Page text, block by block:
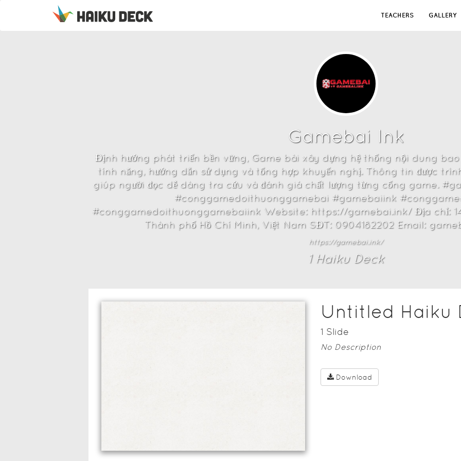
TEACHERS GALLERY
Gamebai Ink
Định hướng phát triển bền vững, Game bài xây dựng hệ thống nội dung
tính năng, hướng dẫn sử dụng và tổng hợp khuyến nghị. Thông tin được
giúp người đọc dễ dàng tra cứu và đánh giá chất lượng từng cổng game.
#conggamedoithuonggamebai #gamebaiink
#conggamedoithuonggamebaiink Website: https://gamebai.ink/ Địa chỉ:
Thành phố Hồ Chí Minh, Việt Nam SĐT: 0904182202 Email:
https://gamebai.ink/
1Haiku Deck
Untitled Haiku
1 Slide
No Description
Download